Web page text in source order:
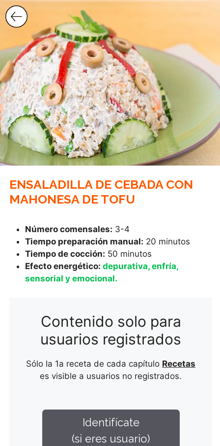
Saltar
al
contenido
ENSALADILLA DE CEBADA CON
MAHONESA DE TOFU
Número comensales: 3-4
Tiempo preparación manual: 20 minutos
Tiempo de cocción: 50 minutos
Efecto energético:depurativa, enfría,
sensorial y emocional.
Contenido solo para
usuarios registrados
Sólo la 1a receta de cada capítulo Recetas
es visible a usuarios no registrados.
Identifícate
(si eres usuario)